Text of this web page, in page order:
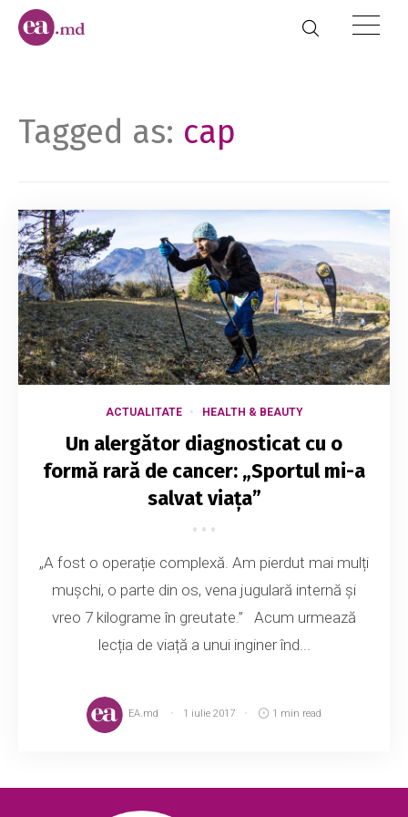
Tagged as: cap
ACTUALITATE HEALTH & BEAUTY
Un alergător diagnosticat cu o
formă rară de cancer: „Sportul mi-a
salvat viața”
„A fost o operație complexă. Am pierdut mai mulți
mușchi, o parte din os, vena jugulară internă și
vreo 7 kilograme în greutate.” Acum urmează
lecția de viață a unui inginer înd...
EA.md 1 iulie 2017 1 min read